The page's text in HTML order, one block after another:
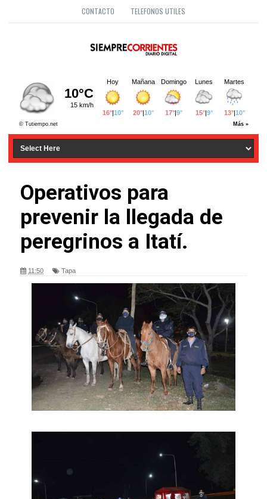
CONTACTO TELEFONOS UTILES
Operativos para
prevenir la llegada de
peregrinos a Itatí.
11:50 Tapa